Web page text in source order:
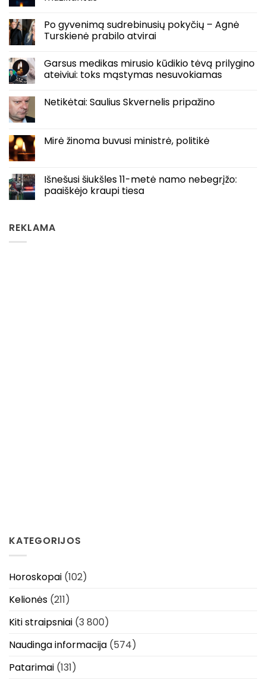
Po gyvenimą sudrebinusių pokyčių – Agnė
Turskienė prabilo atvirai
Garsus medikas mirusio kūdikio tėvą prilygino
ateiviui: toks mąstymas nesuvokiamas
Netikėtai: Saulius Skvernelis pripažino
Mirė žinoma buvusi ministrė, politikė
Išnešusi šiukšles 11-metė namo nebegrįžo:
paaiškėjo kraupi tiesa
REKLAMA
KATEGORIJOS
Horoskopai (102)
Kelionės (211)
Kiti straipsniai (3 800)
Naudinga informacija (574)
Patarimai (131)